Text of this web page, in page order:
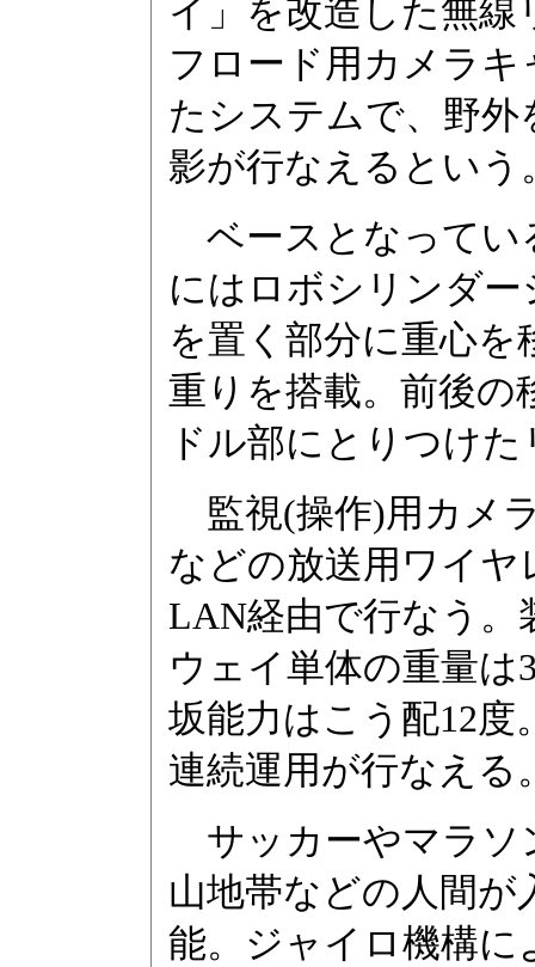
イ」を改造した無
フロード用カメラ
たシステムで、野
影が行なえるという
ベースとなってい
にはロボシリンダ
を置く部分に重心
重りを搭載。前後の
ドル部にとりつけ
監視(操作)用カメ
などの放送用ワイ
LAN経由で行なう。
ウェイ単体の重量は
坂能力はこう配12度
連続運用が行なえる
サッカーやマラソ
山地帯などの人間が
能。ジャイロ機構に